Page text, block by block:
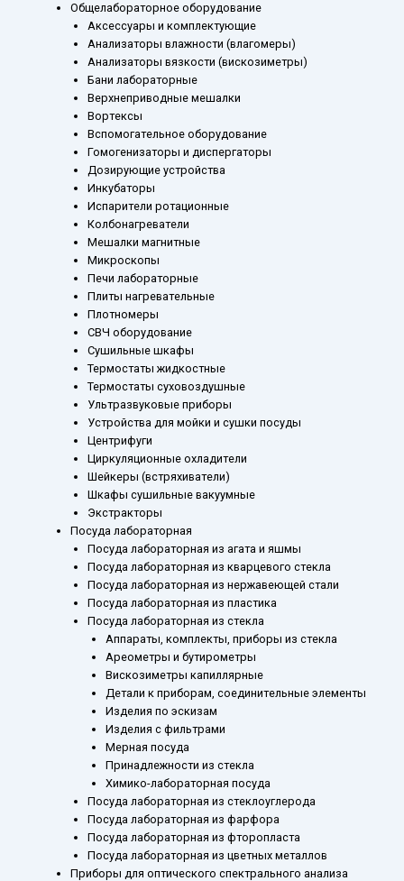
Общелабораторное оборудование
Аксессуары и комплектующие
Анализаторы влажности (влагомеры)
Анализаторы вязкости (вискозиметры)
Бани лабораторные
Верхнеприводные мешалки
Вортексы
Вспомогательное оборудование
Гомогенизаторы и диспергаторы
Дозирующие устройства
Инкубаторы
Испарители ротационные
Колбонагреватели
Мешалки магнитные
Микроскопы
Печи лабораторные
Плиты нагревательные
Плотномеры
СВЧ оборудование
Сушильные шкафы
Термостаты жидкостные
Термостаты суховоздушные
Ультразвуковые приборы
Устройства для мойки и сушки посуды
Центрифуги
Циркуляционные охладители
Шейкеры (встряхиватели)
Шкафы сушильные вакуумные
Экстракторы
Посуда лабораторная
Посуда лабораторная из агата и яшмы
Посуда лабораторная из кварцевого стекла
Посуда лабораторная из нержавеющей стали
Посуда лабораторная из пластика
Посуда лабораторная из стекла
Аппараты, комплекты, приборы из стекла
Ареометры и бутирометры
Вискозиметры капиллярные
Детали к приборам, соединительные элементы
Изделия по эскизам
Изделия с фильтрами
Мерная посуда
Принадлежности из стекла
Химико-лабораторная посуда
Посуда лабораторная из стеклоуглерода
Посуда лабораторная из фарфора
Посуда лабораторная из фторопласта
Посуда лабораторная из цветных металлов
Приборы для оптического спектрального анализа